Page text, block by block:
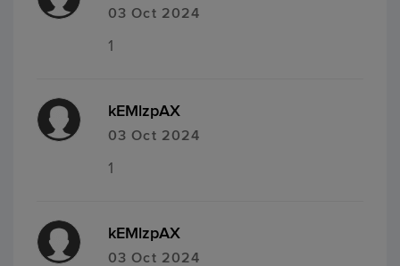
03 Oct 2024
1
kEMlzpAX
03 Oct 2024
1
kEMlzpAX
03 Oct 2024